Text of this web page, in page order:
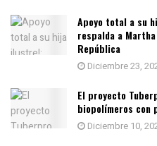
Apoyo total a su
respalda a
República
Diciembre 23,
El proyecto
biopolímeros con
Diciembre 10,